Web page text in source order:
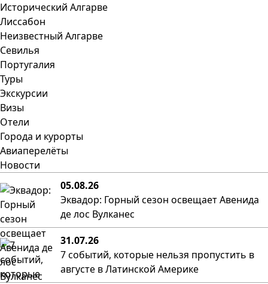
Исторический Алгарве
Лиссабон
Неизвестный Алгарве
Севилья
Португалия
Туры
Экскурсии
Визы
Отели
Города и курорты
Авиаперелёты
Новости
05.08.26
Эквадор: Горный сезон освещает Авенида
де лос Вулканес
31.07.26
7 событий, которые нельзя пропустить в
августе в Латинской Америке